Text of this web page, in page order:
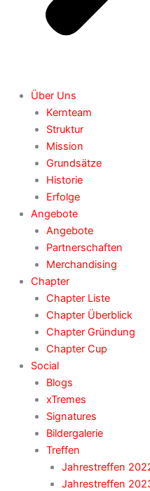
Über Uns
Kernteam
Struktur
Mission
Grundsätze
Historie
Erfolge
Angebote
Angebote
Partnerschaften
Merchandising
Chapter
Chapter Liste
Chapter Überblick
Chapter Gründung
Chapter Cup
Social
Blogs
xTremes
Signatures
Bildergalerie
Treffen
Jahrestreffen
Jahrestreffen